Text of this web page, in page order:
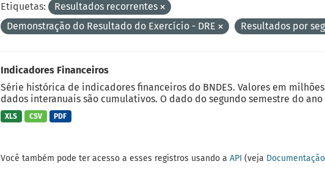
Etiquetas:
Resultados recorrentes
Demonstração do Resultado do Exercício - DRE
Resultados por
Indicadores Financeiros
Série histórica de indicadores financeiros do BNDES. Valores em
dados interanuais são cumulativos. O dado do segundo semestre do ano
XLS CSV PDF
Você também pode ter acesso a esses registros usando a API (veja